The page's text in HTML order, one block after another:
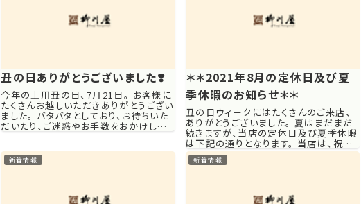
丑の日ありがとうございました❣️
今年の土用丑の日、7月21日。 お客様に
たくさんお越しいただきありがとうござい
ました。 バタバタとしており、お待ちいた
だいたり、ご迷惑やお手数をおかけしたと
休もお...
＊＊2021年8月の定休日及び夏
季休暇のお知らせ＊＊
丑の日ウィークにはたくさんのご来店、
ありがとうございました。 夏はまだまだ
続きますが、当店の定休日及び夏季休暇
は下記の通りとなります。 当店は、祝祭
日関わらず、毎週月曜日が定休日となり
ます。 ２日 （月曜日） ９
新着情報 新着情報